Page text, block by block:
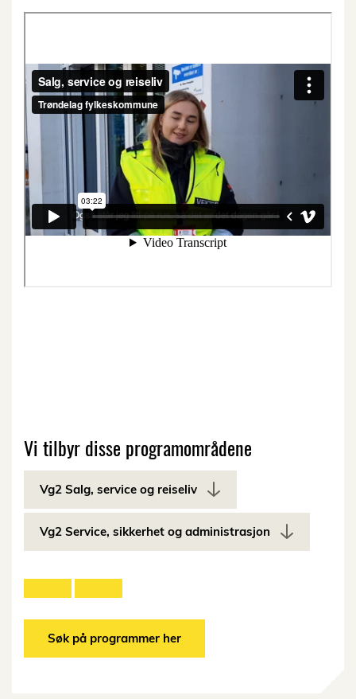
Vi tilbyr disse programområdene
Vg2 Salg, service og reiseliv
Vg2 Service, sikkerhet og administrasjon
Søk på programmer her